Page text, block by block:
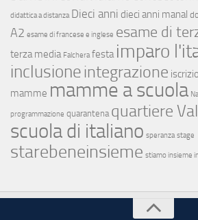
didattica a distanza Dieci anni dieci anni manal
A2 esame di francese e inglese esame di
terza media Falchera festa imparo
inclusione integrazione
mamme mamme a scuola
programmazione quarantena quartiere
scuola di italiano speranza stage
starebeneinsieme stiamo insieme